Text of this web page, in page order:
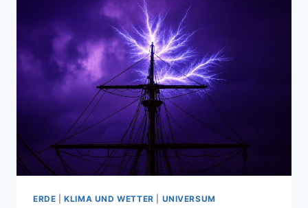
ERDE |KLIMA UND WETTER UNIVERSUM